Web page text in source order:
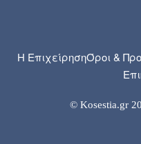
Η ΕπιχείρησηΌροι &
© Kosestia.gr